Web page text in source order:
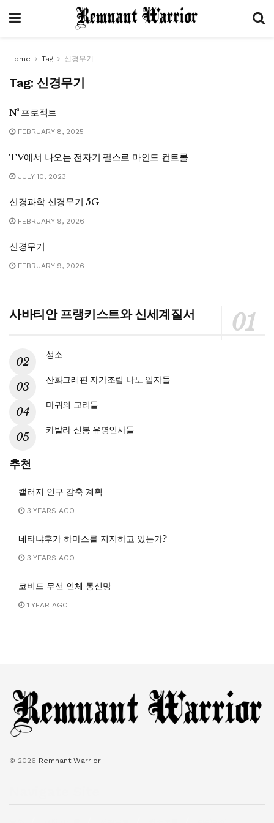
Home Tag 신경무기
Tag: 신경무기
N³ 프로젝트
FEBRUARY 8, 2025
TV에서 나오는 전자기 펄스로 마인드 컨트롤
JULY 10, 2023
신경과학 신경무기 5G
FEBRUARY 9, 2026
신경무기
FEBRUARY 9, 2026
사바티안 프랭키스트와 신세계질서
성소
산화그래핀 자가조립 나노 입자들
마귀의 교리들
카발라 신봉 유명인사들
추천
캘러지 인구 감축 계획
3 YEARS AGO
네타냐후가 하마스를 지지하고 있는가?
3 YEARS AGO
코비드 무선 인체 통신망
1 YEAR AGO
© 2026 Remnant Warrior